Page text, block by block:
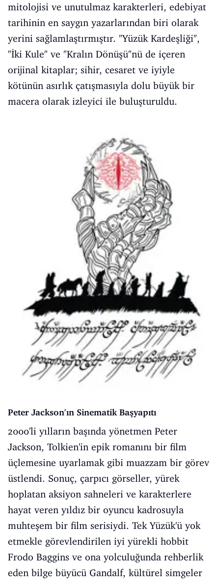
mitolojisi ve unutulmaz karakterleri, edebiyat
tarihinin en saygın yazarlarından biri olarak
yerini sağlamlaştırmıştır. "Yüzük Kardeşliği",
"İki Kule" ve "Kralın Dönüşü"nü de içeren
orijinal kitaplar; sihir, cesaret ve iyiyle
kötünün asırlık çatışmasıyla dolu büyük bir
macera olarak izleyici ile buluşturuldu.
Peter Jackson'ın Sinematik Başyapıtı
2000'li yılların başında yönetmen Peter
Jackson, Tolkien'in epik romanını bir film
üçlemesine uyarlamak gibi muazzam bir görev
üstlendi. Sonuç, çarpıcı görseller, yürek
hoplatan aksiyon sahneleri ve karakterlere
hayat veren yıldız bir oyuncu kadrosuyla
muhteşem bir film serisiydi. Tek Yüzük'ü yok
etmekle görevlendirilen iyi yürekli hobbit
Frodo Baggins ve ona yolculuğunda rehberlik
eden bilge büyücü Gandalf, kültürel simgeler